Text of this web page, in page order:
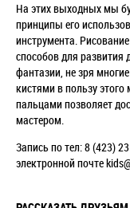
На этих выходных мы
принципы его
инструмента.
способов для развития
фантазии, не зря
кистями в пользу
пальцами позволяет
мастером.
Запись по тел: 8 (423)
электронной почте